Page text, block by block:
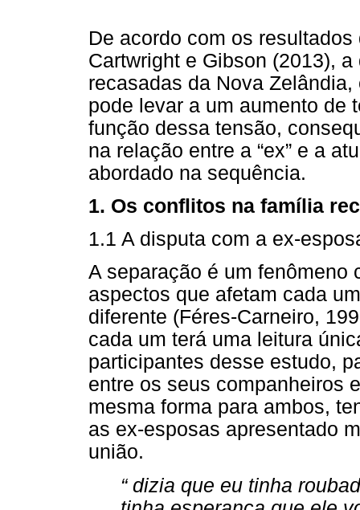
De acordo com os
Cartwright e Gibson (2013),
recasadas da Nova
pode levar a um aumento de
função dessa tensão,
na relação entre a “ex” e a
abordado na sequência.
1. Os conflitos na família
1.1 A disputa com a ex-
A separação é um fenômeno
aspectos que afetam cada
diferente (Féres-Carneiro,
cada um terá uma leitura
participantes desse estudo,
entre os seus companheiros
mesma forma para ambos,
as ex-esposas apresentado
união.
“ dizia que eu tinha